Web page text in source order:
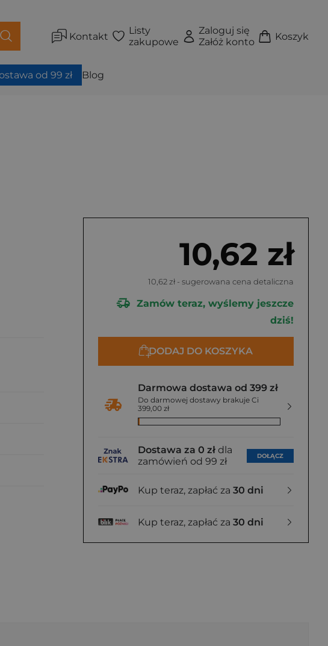
Kontakt
Listy
zakupowe
Zaloguj się
Załóż konto
Koszyk
od 99 zł Blog
10,62 zł
10,62 zł - sugerowana cena detaliczna
Zamów teraz, wyślemy jeszcze
dziś!
DODAJ DO KOSZYKA
Darmowa dostawa od 399 zł
Do darmowej dostawy brakuje Ci
399,00 zł
Dostawa za 0 zł dla
zamówień od 99 zł
DOŁĄCZ
Kup teraz, zapłać za 30 dni
Kup teraz, zapłać za 30 dni